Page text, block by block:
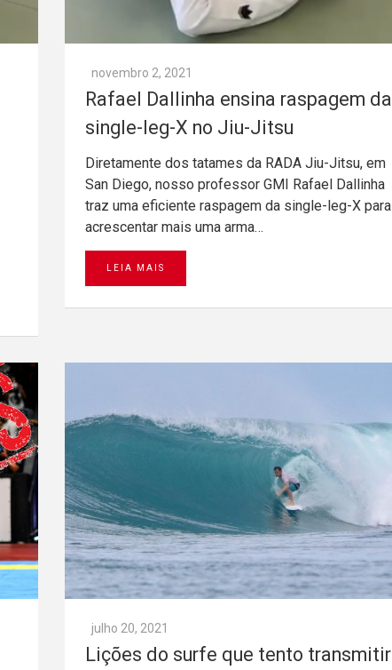
novembro 2, 2021
Rafael Dallinha ensina raspagem da
single-leg-X no Jiu-Jitsu
Diretamente dos tatames da RADA Jiu-Jitsu, em
San Diego, nosso professor GMI Rafael Dallinha
traz uma eficiente raspagem da single-leg-X para
acrescentar mais uma arma…
LEIA MAIS
julho 20, 2021
Lições do surfe que tento transmitir